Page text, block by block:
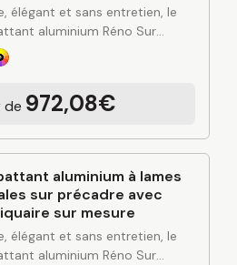
élégant et sans entretien, le
aluminium Réno Sur
une solution durable
et valoriser votre
l’aluminium et finitions…
de 972,08€
aluminium à lames
sur précadre avec
sur mesure
élégant et sans entretien, le
aluminium Réno Sur